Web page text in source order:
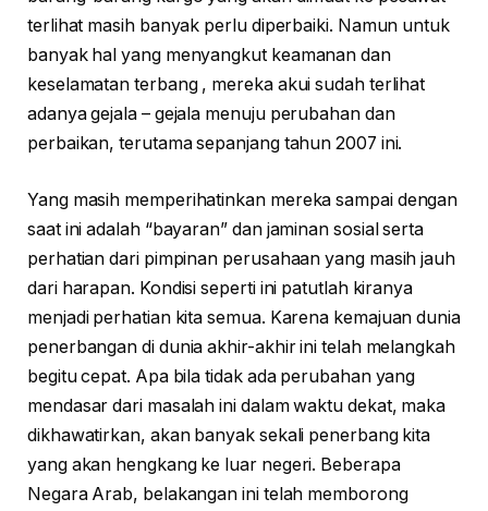
terlihat masih banyak perlu diperbaiki. Namun untuk
banyak hal yang menyangkut keamanan dan
keselamatan terbang , mereka akui sudah terlihat
adanya gejala – gejala menuju perubahan dan
perbaikan, terutama sepanjang tahun 2007 ini.
Yang masih memperihatinkan mereka sampai dengan
saat ini adalah “bayaran” dan jaminan sosial serta
perhatian dari pimpinan perusahaan yang masih jauh
dari harapan. Kondisi seperti ini patutlah kiranya
menjadi perhatian kita semua. Karena kemajuan dunia
penerbangan di dunia akhir-akhir ini telah melangkah
begitu cepat. Apa bila tidak ada perubahan yang
mendasar dari masalah ini dalam waktu dekat, maka
dikhawatirkan, akan banyak sekali penerbang kita
yang akan hengkang ke luar negeri. Beberapa
Negara Arab, belakangan ini telah memborong